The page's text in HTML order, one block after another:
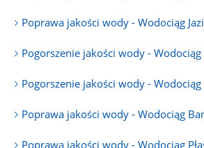
Poprawa jakości wody - Wodociąg
Pogorszenie jakości wody - Wodociąg
Pogorszenie jakości wody -
Poprawa jakości wody - Wodociąg
Poprawa jakości wody - Wodociąg